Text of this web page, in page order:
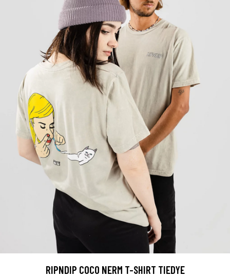
RIPNDIP COCO NERM T-SHIRT TIEDYE